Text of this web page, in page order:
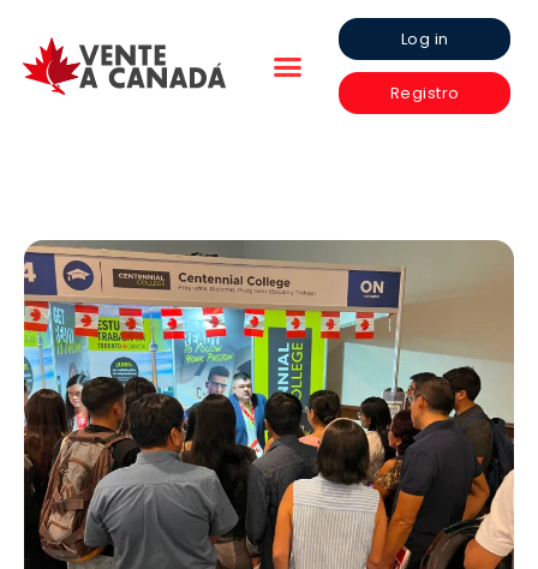
Log in
Registro